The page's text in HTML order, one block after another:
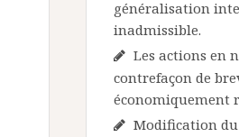
généralisation
inadmissible.
Les actions en
contrefaçon de
économiquement
Modification du